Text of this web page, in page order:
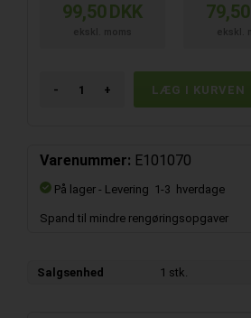
99,50DKK 79,50
- +
Varenummer: E101070
På lager- Levering 1-3 hverdage
Spand til mindre rengøringsopgaver
Salgsenhed 1 stk.